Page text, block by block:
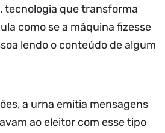
tecnologia que transforma
como se a máquina fizesse
lendo o conteúdo de algum
a urna emitia mensagens
ao eleitor com esse tipo